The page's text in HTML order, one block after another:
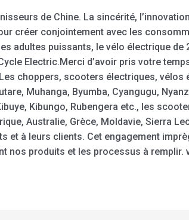
de Chine. La sincérité,
créer conjointement avec les
adultes puissants, le vélo électrique de
Electric.Merci d’avoir pris votre
choppers, scooters électriques, vélos
Muhanga, Byumba, Cyangugu,
Kibungo, Rubengera etc., les
Australie, Grèce, Moldavie, Sierra
et à leurs clients. Cet engagement
nos produits et les processus à remplir.